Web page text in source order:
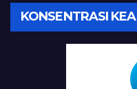
KONSENTRASI